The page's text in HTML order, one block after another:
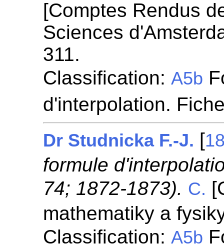
[Comptes Rendus
Sciences
311.
Classification:A5b
d'interpolation.
Dr Studnicka F.-J. [
formule
74; 1872-1873). C.
mathematiky a
Classification:A5b